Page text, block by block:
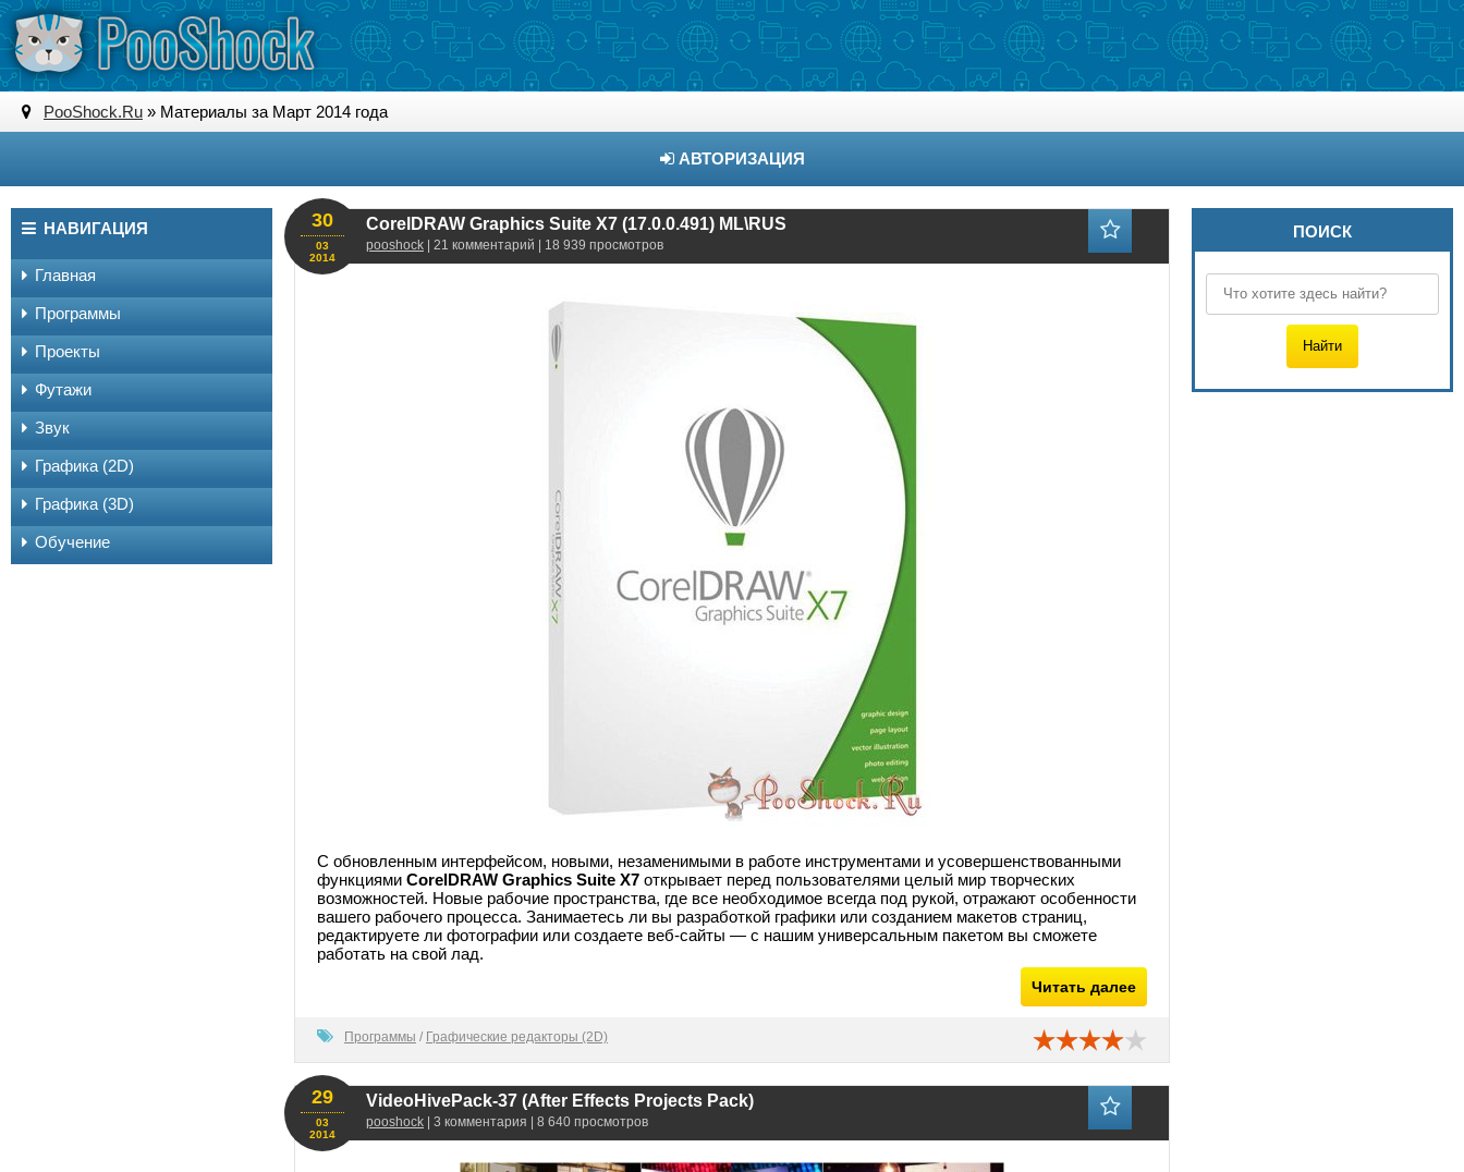
PooShock.Ru » Материалы за Март 2014 года
АВТОРИЗАЦИЯ
CorelDRAW Graphics Suite X7 (17.0.0.491) ML\RUS
pooshock | 21 комментарий | 18 939 просмотров
30
03
2014
С обновленным интерфейсом, новыми, незаменимыми в работе инструментами и усовершенствованными
функциями CorelDRAW Graphics Suite X7 открывает перед пользователями целый мир творческих
возможностей. Новые рабочие пространства, где все необходимое всегда под рукой, отражают особенности
вашего рабочего процесса. Занимаетесь ли вы разработкой графики или созданием макетов страниц,
редактируете ли фотографии или создаете веб-сайты — с нашим универсальным пакетом вы сможете
работать на свой лад.
Читать далее
Программы / Графические редакторы (2D)
VideoHivePack-37 (After Effects Projects Pack)
pooshock | 3 комментария | 8 640 просмотров
29
03
2014
НАВИГАЦИЯ
Главная
Программы
Проекты
Футажи
Звук
Графика (2D)
Графика (3D)
Обучение
ПОИСК